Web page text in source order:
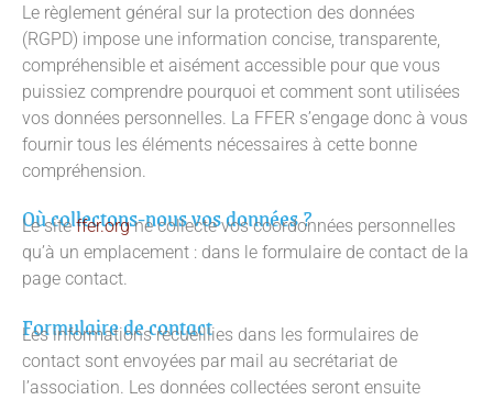
Le règlement général sur la protection des données
(RGPD) impose une information concise, transparente,
compréhensible et aisément accessible pour que vous
puissiez comprendre pourquoi et comment sont utilisées
vos données personnelles. La FFER s’engage donc à vous
fournir tous les éléments nécessaires à cette bonne
compréhension.
Où collectons-nous vos données ?
Le siteffer.orgne collecte vos coordonnées personnelles
qu’à un emplacement : dans le formulaire de contact de la
page contact.
Formulaire de contact
Les informations recueillies dans les formulaires de
contact sont envoyées par mail au secrétariat de
l’association. Les données collectées seront ensuite